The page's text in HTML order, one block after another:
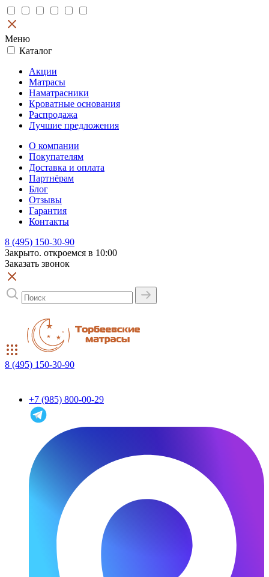
Меню
Каталог
Акции
Матрасы
Наматрасники
Кроватные основания
Распродажа
Лучшие предложения
О компании
Покупателям
Доставка и оплата
Партнёрам
Блог
Отзывы
Гарантия
Контакты
8 (495) 150-30-90
Закрыто. откроемся в 10:00
Заказать звонок
8 (495) 150-30-90
+7 (985) 800-00-29